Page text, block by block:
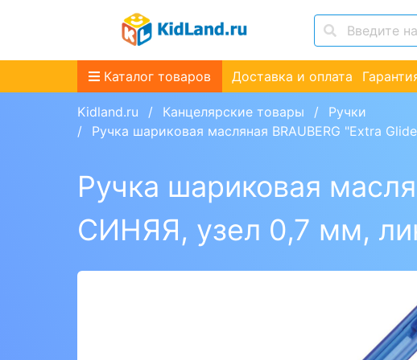
Каталог товаров Доставка и оплата
Kidland.ru Канцелярские товары
Ручки
Ручка шариковая масляная BRAUBERG "Extra
Ручка шариковая
СИНЯЯ, узел 0,7 мм,